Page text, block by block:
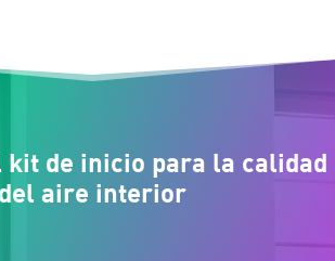
kit de inicio para la calidad
del aire interior